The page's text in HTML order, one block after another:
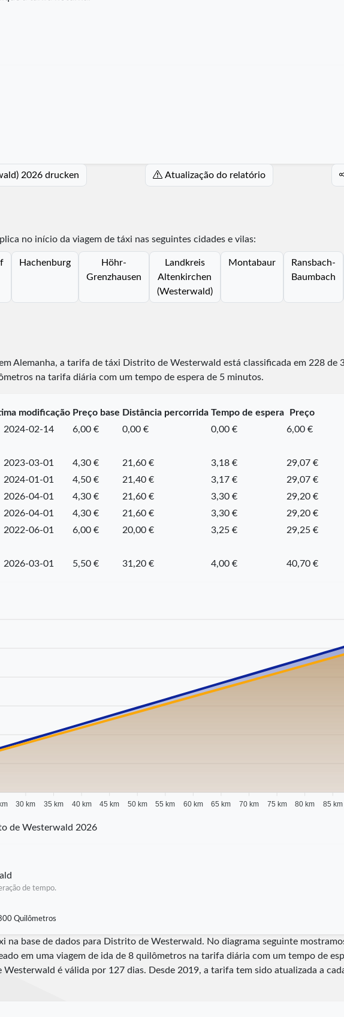
2026 drucken Atualização do relatório
no início da viagem de táxi nas seguintes cidades e vilas:
Hachenburg
Höhr-
Grenzhausen
Landkreis
Altenkirchen
(Westerwald)
Montabaur
Ransbach-
Baumbach
Alemanha, a tarifa de táxi Distrito de Westerwald está classificada em 228de
na tarifa diária com um tempo de espera de 5 minutos.
modificação Preço base Distância percorrida Tempo de espera
Preço
2024-02-14 6,00 € 0,00 € 0,00 €
6,00 €
2023-03-01 4,30 € 21,60 € 3,18 €
29,07 €
2024-01-01 4,50 € 21,40 € 3,17 €
29,07 €
2026-04-01 4,30 € 21,60 € 3,30 €
29,20 €
2026-04-01 4,30 € 21,60 € 3,30 €
29,20 €
2022-06-01 6,00 € 20,00 € 3,25 €
29,25 €
2026-03-01 5,50 € 31,20 € 4,00 € 40,70 €
30 km 35 km 40 km 45 km 50 km 55 km 60 km 65 km 70 km 75 km 80 km 85 km
de Westerwald 2026
de tempo.
Quilômetros
na base de dados para Distrito de Westerwald. No diagrama seguinte
em uma viagem de ida de 8 quilômetros na tarifa diária com um tempo de
é válida por 127dias. Desde 2019, a tarifa tem sido atualizada a